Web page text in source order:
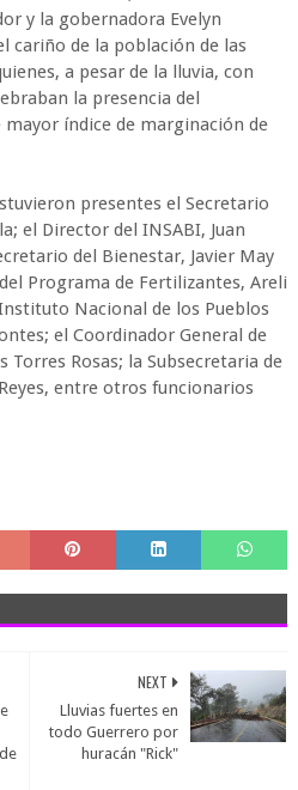
y la gobernadora Evelyn
cariño de la población de las
a pesar de la lluvia, con
la presencia del
índice de marginación de
presentes el Secretario
el Director del INSABI, Juan
del Bienestar, Javier May
Programa de Fertilizantes, Areli
Nacional de los Pueblos
el Coordinador General de
Torres Rosas; la Subsecretaria de
entre otros funcionarios
NEXT
Lluvias fuertes en
todo Guerrero por
huracán "Rick"